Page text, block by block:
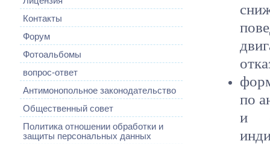
Контакты
Форум
Фотоальбомы
вопрос-ответ
Антимонопольное законодательство
Общественный совет
Политика отношении обработки и
защиты персональных данных
по
и